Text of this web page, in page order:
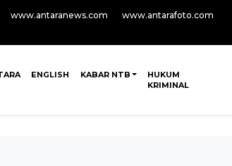
www.antaranews.com www.antarafoto.com
ENGLISH KABAR NTB
HUKUM
KRIMINAL